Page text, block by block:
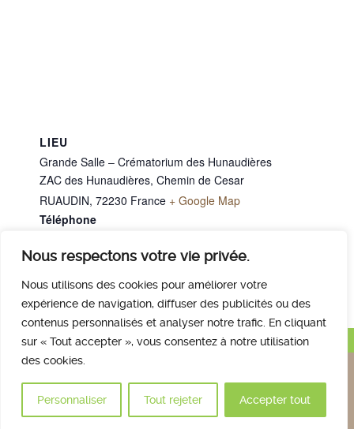
Nous respectons votre vie privée.
Nous utilisons des cookies pour améliorer votre
expérience de navigation, diffuser des publicités ou des
contenus personnalisés et analyser notre trafic. En cliquant
sur « Tout accepter », vous consentez à notre utilisation
des cookies.
Personnaliser Tout rejeter Accepter tout
LIEU
Grande Salle – Crématorium des Hunaudières
ZAC des Hunaudières, Chemin de Cesar
RUAUDIN, 72230 France + Google Map
Téléphone
Mme MACE Michelle M. Matheron Jean Pierre
Haut de page
Nous contacter
Plan et accès
Mentions légales
© 2017 Crématorium des Hunaudières